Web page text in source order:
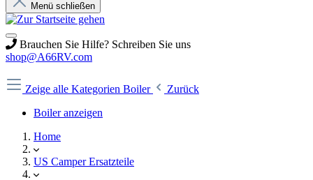
Menü schließen
Brauchen Sie Hilfe? Schreiben Sie uns
shop@A66RV.com
Zeige alle Kategorien Boiler
Zurück
Boiler anzeigen
Home
US Camper Ersatzteile